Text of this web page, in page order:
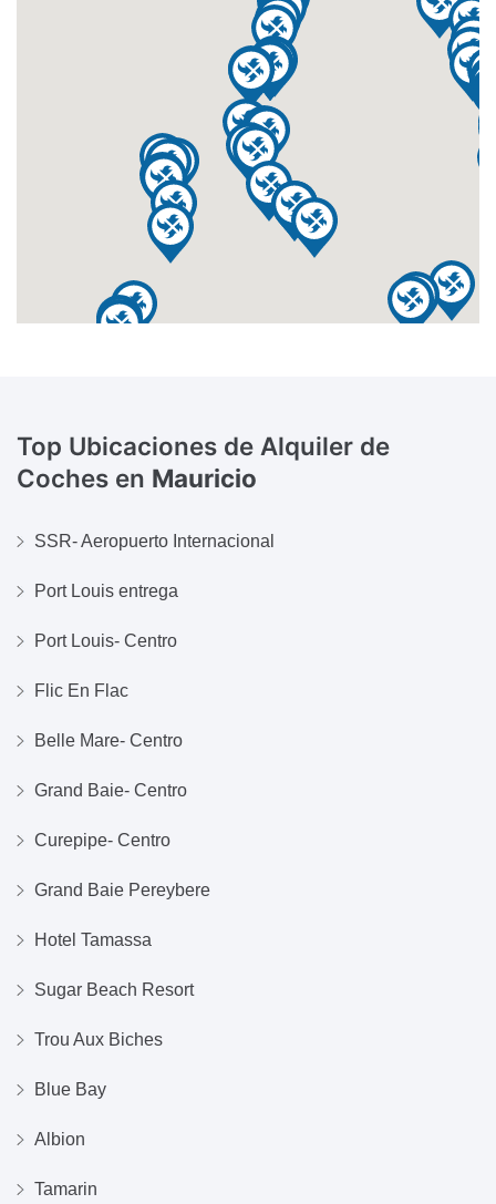
Top Ubicaciones de Alquiler de
Coches en Mauricio
SSR- Aeropuerto Internacional
Port Louis entrega
Port Louis- Centro
Flic En Flac
Belle Mare- Centro
Grand Baie- Centro
Curepipe- Centro
Grand Baie Pereybere
Hotel Tamassa
Sugar Beach Resort
Trou Aux Biches
Blue Bay
Albion
Tamarin